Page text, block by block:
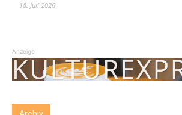
18. Juli 2026
Anzeige